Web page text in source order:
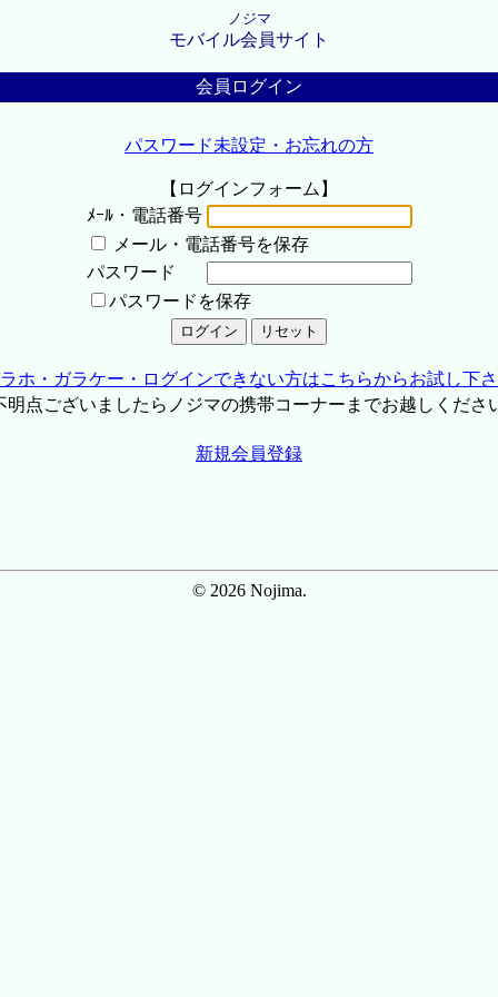
ノジマ
モバイル会員サイト
会員ログイン
パスワード未設定・お忘れの方
【ログインフォーム】
ﾒｰﾙ・電話番号
メール・電話番号を保存
パスワード
パスワードを保存
ホ・ガラケー・ログインできない方はこちらからお試し下
点ございましたらノジマの携帯コーナーまでお越しくださ
新規会員登録
© 2026 Nojima.